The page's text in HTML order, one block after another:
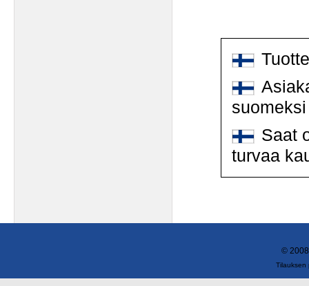
suomeksi
Saat
turvaa
©
Tilauksen